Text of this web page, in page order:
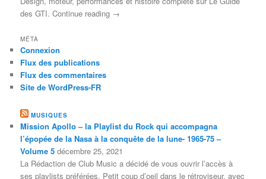
des GTI. Continue reading →
MÉTA
Connexion
Flux des publications
Flux des commentaires
Site de WordPress-FR
MUSIQUES
Mission Apollo – la Playlist du Rock qui accompagna
l’épopée de la Nasa à la conquête de la lune- 1965-75 –
Volume 5 décembre 25, 2021
La Rédaction de Club Music a décidé de vous ouvrir l’accès à
ses playlists préférées. Petit coup d’oeil dans le rétroviseur, avec